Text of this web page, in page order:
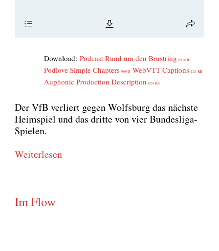
Down­load: Pod­cast Rund um den Brust­ring 63 MB
Pod­l­ove Simp­le Chap­ters 969 B WebVTT Cap­ti­ons 126 KB
Aupho­nic Pro­duc­tion Descrip­ti­on 624 KB
Der VfB ver­liert gegen Wolfs­burg das nächs­te
Heim­spiel und das drit­te von vier Bun­des­li­ga-
Spie­len.
Wei­ter­le­sen
Im Flow